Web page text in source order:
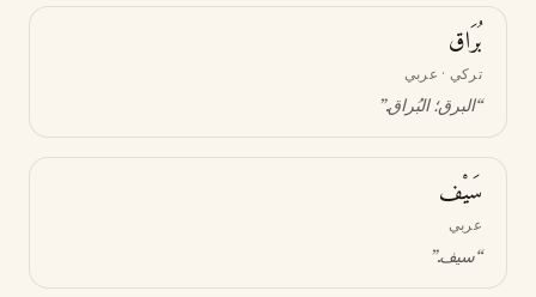
بُرَاق
تركي · عربي
“البرق؛ البُراق.”
سَيْف
عربي
“سيف.”